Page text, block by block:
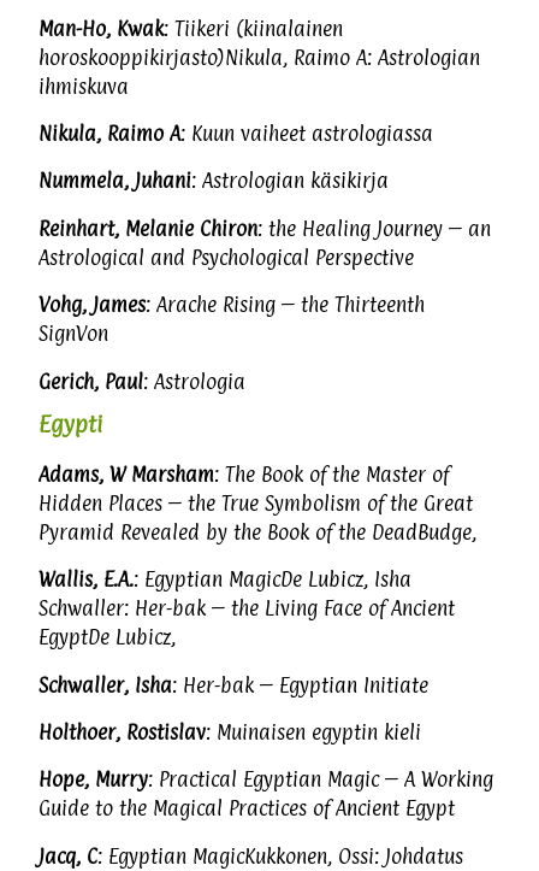
Man-Ho, Kwak: Tiikeri (kiinalainen
horoskooppikirjasto)Nikula, Raimo A: Astrologian
ihmiskuva
Nikula, Raimo A: Kuun vaiheet astrologiassa
Nummela, Juhani: Astrologian käsikirja
Reinhart, Melanie Chiron: the Healing Journey – an
Astrological and Psychological Perspective
Vohg, James: Arache Rising – the Thirteenth
SignVon
Gerich, Paul: Astrologia
Egypti
Adams, W Marsham: The Book of the Master of
Hidden Places – the True Symbolism of the Great
Pyramid Revealed by the Book of the DeadBudge,
Wallis, E.A.: Egyptian MagicDe Lubicz, Isha
Schwaller: Her-bak – the Living Face of Ancient
EgyptDe Lubicz,
Schwaller, Isha: Her-bak – Egyptian Initiate
Holthoer, Rostislav: Muinaisen egyptin kieli
Hope, Murry: Practical Egyptian Magic – A Working
Guide to the Magical Practices of Ancient Egypt
Jacq, C: Egyptian MagicKukkonen, Ossi: Johdatus